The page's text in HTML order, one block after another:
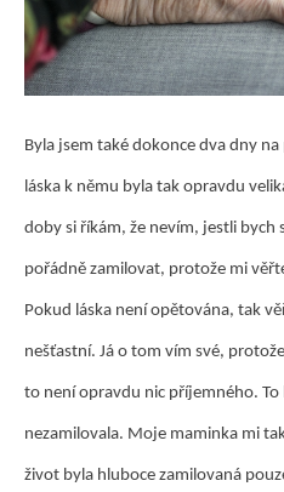
Byla jsem také dokonce dva dny
láska k němu byla tak opravdu
doby si říkám, že nevím, jestli bych
pořádně zamilovat, protože mi
Pokud láska není opětována, tak
nešťastní. Já o tom vím své,
to není opravdu nic příjemného.
nezamilovala. Moje maminka mi
život byla hluboce zamilovaná